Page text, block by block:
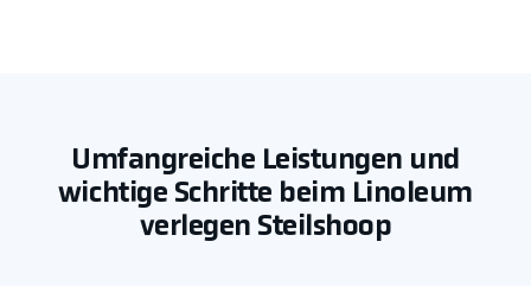
Umfangreiche Leistungen und
wichtige Schritte beim Linoleum
verlegen Steilshoop